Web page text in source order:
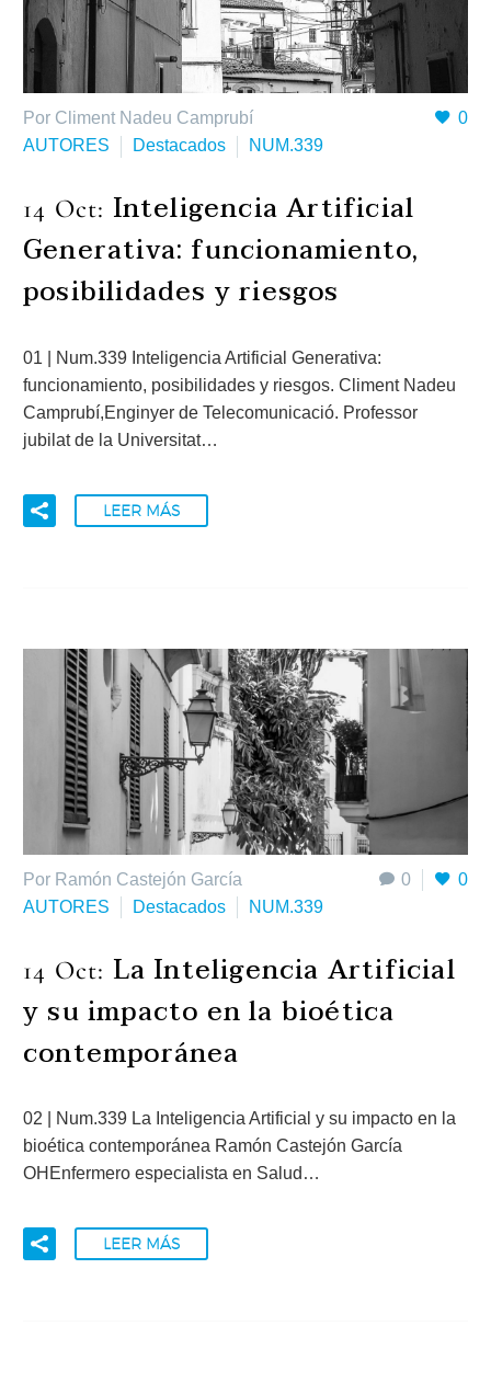
0
Por Climent Nadeu Camprubí
AUTORES
Destacados NUM.339
14 Oct: Inteligencia Artificial
Generativa: funcionamiento,
posibilidades y riesgos
01 | Num.339 Inteligencia Artificial Generativa:
funcionamiento, posibilidades y riesgos. Climent Nadeu
Camprubí,Enginyer de Telecomunicació. Professor
jubilat de la Universitat…
LEER MÁS
0 0
Por Ramón Castejón García
AUTORES
Destacados NUM.339
14 Oct: La Inteligencia Artificial
y su impacto en la bioética
contemporánea
02 | Num.339 La Inteligencia Artificial y su impacto en la
bioética contemporánea Ramón Castejón García​
OHEnfermero especialista en Salud…
LEER MÁS